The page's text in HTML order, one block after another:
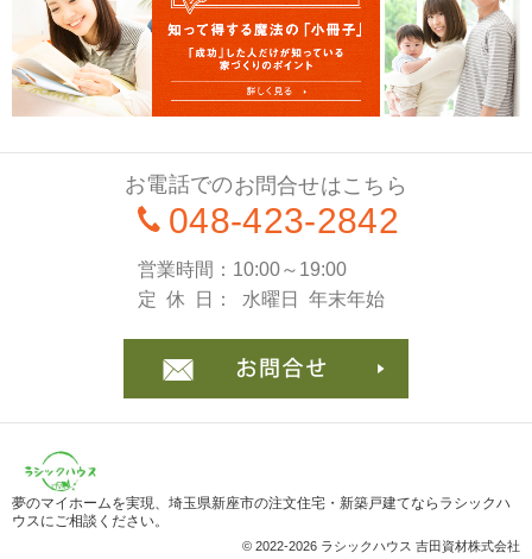
お電話でのお問合せはこちら
048-423-2842
営業時間
10:00～19:00
定休日
水曜日 年末年始
© 2022-2026 ラシックハウス 吉田資材株式会社
夢のマイホームを実現、 埼玉県新座市の注文住宅・新築戸建てならラシックハ
ウスにご相談ください。